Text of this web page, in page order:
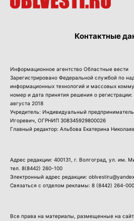
Контактные
Информационное агентство Областные вести
Зарегистрировано Федеральной службой по
информационных технологий и массовых
номер и дата принятия решения о
августа 2018
Учредитель: Индивидуальный
Игоревич, ОГРНИП 308345929800026
Главный редактор: Альбова Екатерина
Адрес редакции: 400131, г. Волгоград, ул. им.
тел. 8(8442) 260-100
Электронный адрес редакции:
Связаться с отделом рекламы: 8 (8442) 264-000
Все права на материалы, размещенные на